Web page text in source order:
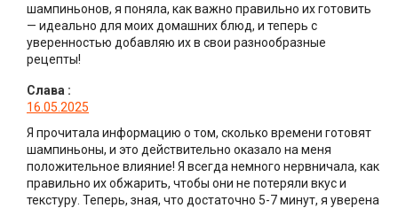
шампиньонов, я поняла, как важно правильно их готовить
— идеально для моих домашних блюд, и теперь с
уверенностью добавляю их в свои разнообразные
рецепты!
Слава :
16.05.2025
Я прочитала информацию о том, сколько времени готовят
шампиньоны, и это действительно оказало на меня
положительное влияние! Я всегда немного нервничала, как
правильно их обжарить, чтобы они не потеряли вкус и
текстуру. Теперь, зная, что достаточно 5-7 минут, я уверена